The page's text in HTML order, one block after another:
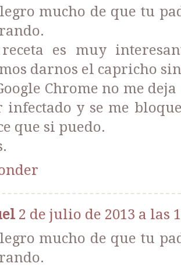
mucho de que tu
receta es muy
darnos el capricho
Chrome no me
infectado y se me
que si puedo.
2 de julio de 2013 a las
mucho de que tu